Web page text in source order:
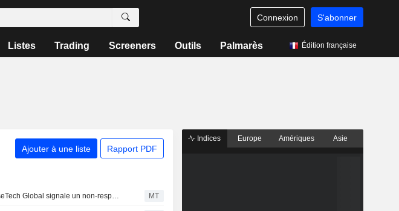
Connexion S'abonner
Listes Trading Screeners Outils Palmarès Édition française
Ajouter à une liste Rapport PDF
WiseTech Global signale un non-respect temporaire des règles de cotation de l'ASX après la nomination de sa présidente MT
Indices Europe Amériques Asie